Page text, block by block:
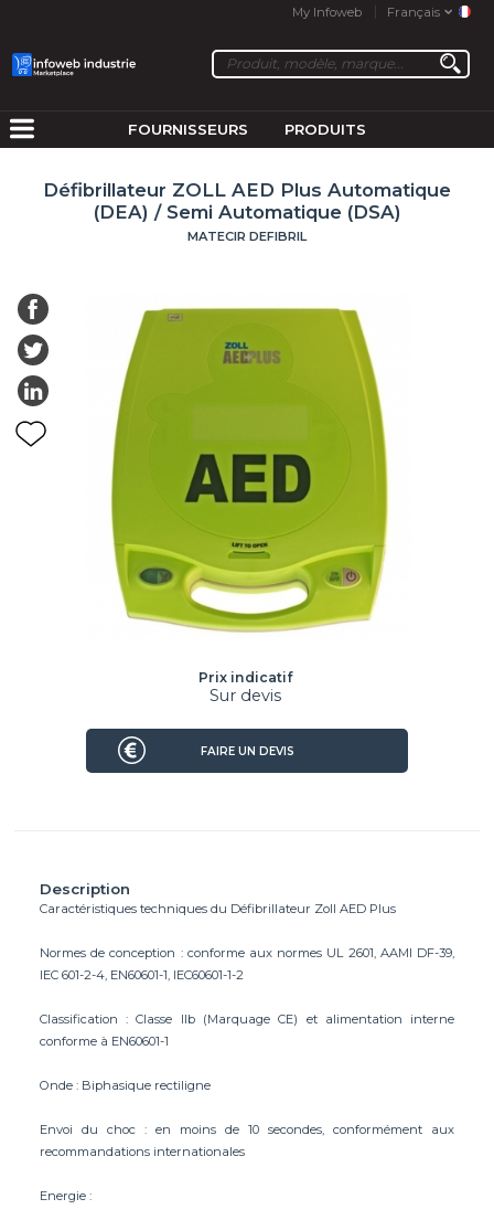
My Infoweb Français
FOURNISSEURS PRODUITS
Défibrillateur ZOLL AED Plus Automatique
(DEA) / Semi Automatique (DSA)
MATECIR DEFIBRIL
Description
Caractéristiques techniques du Défibrillateur Zoll AED Plus
Normes de conception : conforme aux normes UL 2601, AAMI DF-39,
IEC 601-2-4, EN60601-1, IEC60601-1-2
Classification : Classe IIb (Marquage CE) et alimentation interne
conforme à EN60601-1
Onde : Biphasique rectiligne
Envoi du choc : en moins de 10 secondes, conformément aux
recommandations internationales
Energie :
Prix indicatif
Sur devis
FAIRE UN DEVIS